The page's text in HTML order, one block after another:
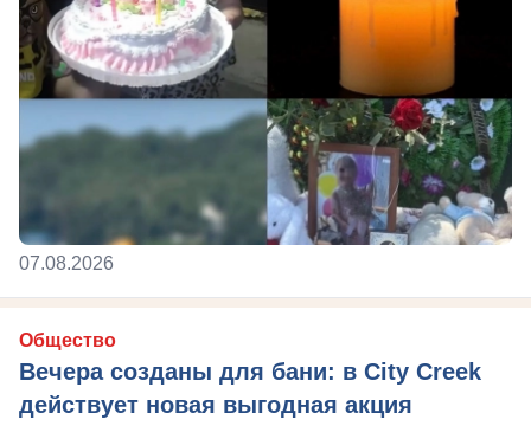
07.08.2026
Общество
Вечера созданы для бани: в City Creek
действует новая выгодная акция